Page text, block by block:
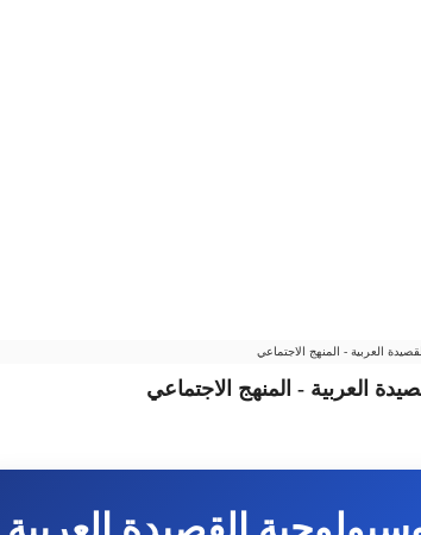
العربية - المنهج الاجتماعي
العربية - المنهج الاجتماعي